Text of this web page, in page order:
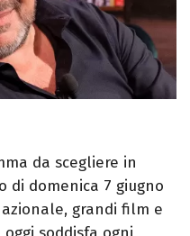
da scegliere in
di domenica 7 giugno
grandi film e